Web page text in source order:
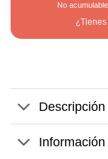
No
Descripción